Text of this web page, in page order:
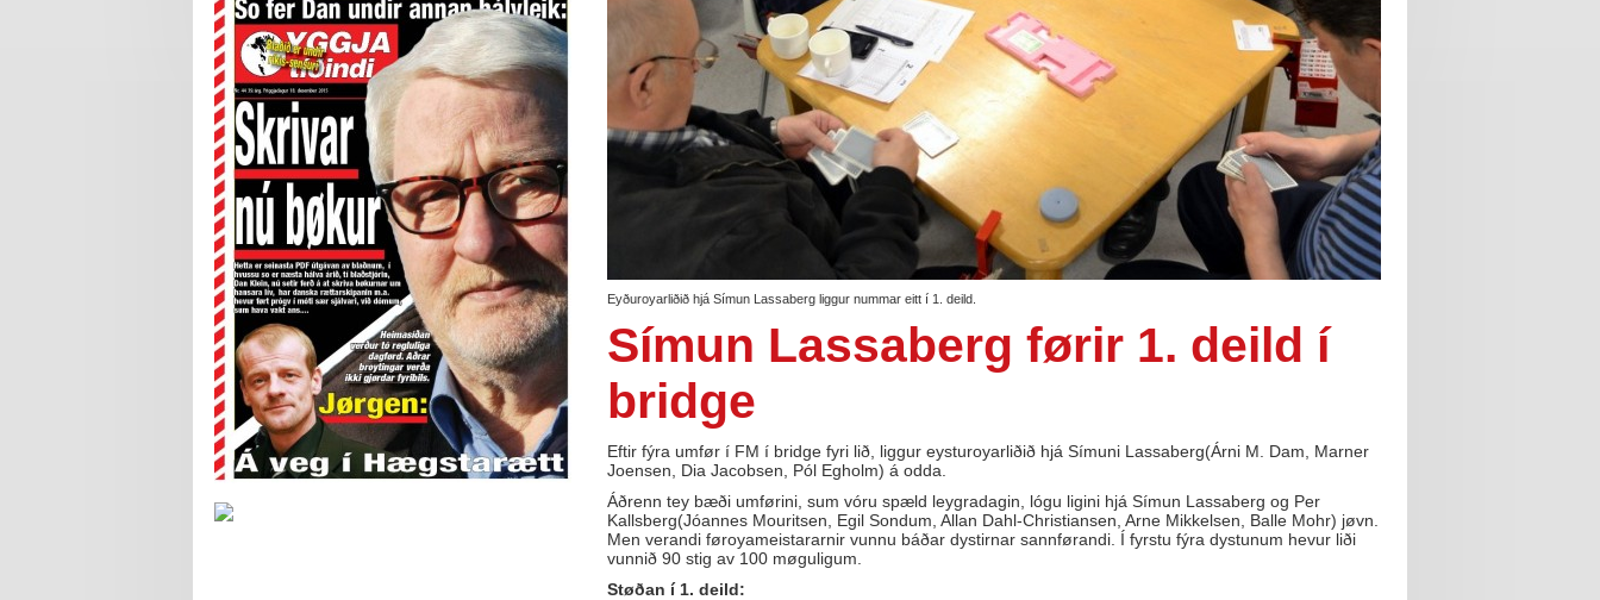
Eyðuroyarliðið hjá Símun Lassaberg liggur nummar eitt í 1. deild.
Símun Lassaberg førir 1. deild í
bridge
Eftir fýra umfør í FM í bridge fyri lið, liggur eysturoyarliðið hjá Símuni Lassaberg(Árni M. Dam, Marner
Joensen, Dia Jacobsen, Pól Egholm) á odda.
Áðrenn tey bæði umførini, sum vóru spæld leygradagin, lógu ligini hjá Símun Lassaberg og Per
Kallsberg(Jóannes Mouritsen, Egil Sondum, Allan Dahl-Christiansen, Arne Mikkelsen, Balle Mohr) jøvn.
Men verandi føroyameistararnir vunnu báðar dystirnar sannførandi. Í fyrstu fýra dystunum hevur liði
vunnið 90 stig av 100 møguligum.
Støðan í 1. deild: